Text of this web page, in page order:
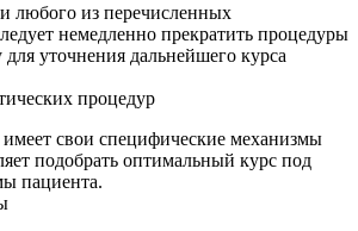
любого из перечисленных
немедленно прекратить процедуры
для уточнения дальнейшего курса
процедур
свои специфические механизмы
подобрать оптимальный курс под
пациента.